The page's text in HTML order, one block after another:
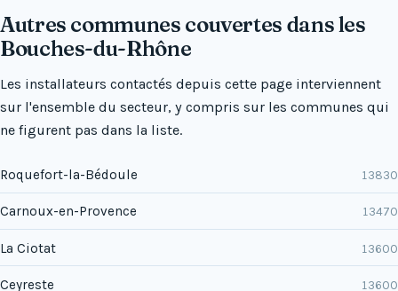
Autres communes couvertes dans les
Bouches-du-Rhône
Les installateurs contactés depuis cette page interviennent
sur l'ensemble du secteur, y compris sur les communes qui
ne figurent pas dans la liste.
Roquefort-la-Bédoule 13830
Carnoux-en-Provence 13470
La Ciotat 13600
Ceyreste 13600